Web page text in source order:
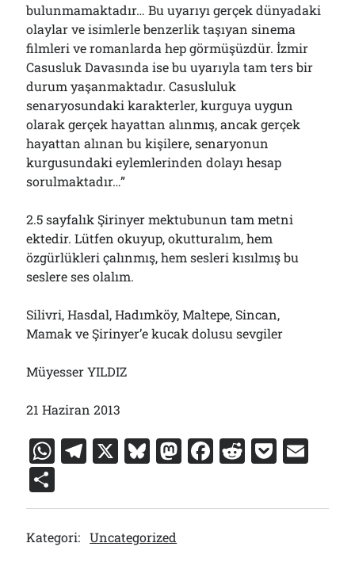
bulunmamaktadır… Bu uyarıyı gerçek dünyadaki
olaylar ve isimlerle benzerlik taşıyan sinema
filmleri ve romanlarda hep görmüşüzdür. İzmir
Casusluk Davasında ise bu uyarıyla tam ters bir
durum yaşanmaktadır. Casusluluk
senaryosundaki karakterler, kurguya uygun
olarak gerçek hayattan alınmış, ancak gerçek
hayattan alınan bu kişilere, senaryonun
kurgusundaki eylemlerinden dolayı hesap
sorulmaktadır…”
2.5 sayfalık Şirinyer mektubunun tam metni
ektedir. Lütfen okuyup, okutturalım, hem
özgürlükleri çalınmış, hem sesleri kısılmış bu
seslere ses olalım.
Silivri, Hasdal, Hadımköy, Maltepe, Sincan,
Mamak ve Şirinyer’e kucak dolusu sevgiler
Müyesser YILDIZ
21 Haziran 2013
W
at
s
A
T
e
gr
a
X Bl
e
s
k
M
st
F
c
R
d
P
c ai
h
ar
e
Kategori: Uncategorized